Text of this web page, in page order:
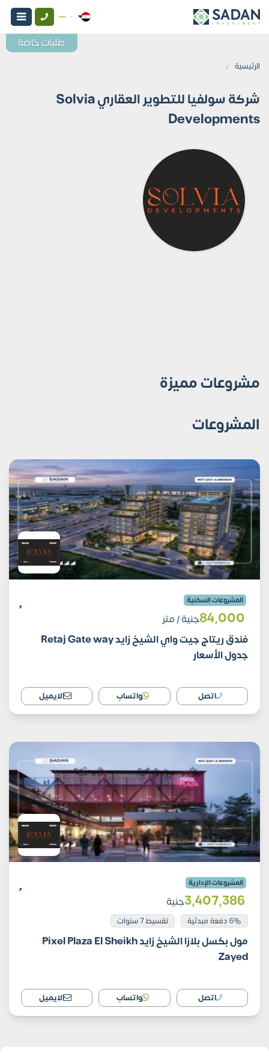
الرئيسية ›
شركة سولفيا للتطوير العقاري Solvia
Developments
مشروعات مميزة
المشروعات
المشروعات السكنية
84٬000جنية/ متر
فندق ريتاج جيت واي الشيخ زايد Retaj Gate way
جدول الأسعار
اتصل واتساب الايميل
المشروعات الإدارية
3٬407٬386جنية
6% دفعة مبدئية تقسيط 7 سنوات
مول بكسل بلازا الشيخ زايد Pixel Plaza El Sheikh
Zayed
اتصل واتساب الايميل
طلبات خاصة